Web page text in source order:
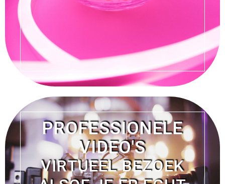
PROFESSIONELE
VIDEO'S
VIRTUEEL BEZOEK